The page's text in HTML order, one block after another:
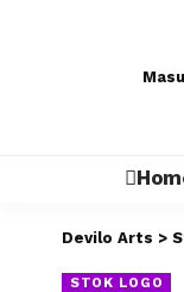
Devilo Arts >
STOK LOGO